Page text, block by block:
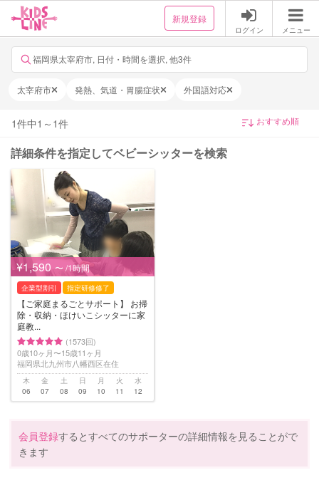
新規登録
ログイン メニュー
福岡県太宰府市, 日付・時間を選択, 他3件
太宰府市 発熱、気道・胃腸症状 外国語対応
1件中1 ～ 1件
詳細条件を指定してベビーシッターを検索
¥1,590 〜 /1時間
企業型割引 指定研修修了
【ご家庭まるごとサポート】 お掃
除・収納・ほけいこシッターに家
庭教...
(1573回)
0歳10ヶ月〜15歳11ヶ月
福岡県北九州市八幡西区在住
木
06
金
07
土
08
日
09
月
10
火
11
水
12
会員登録するとすべてのサポーターの詳細情報を見ることがで
きます